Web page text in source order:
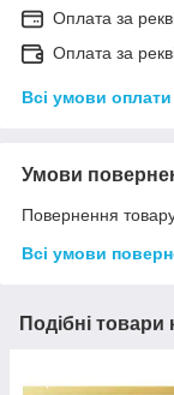
Оплата за
Оплата за
Всі умови оплати
Умови
Повернення
Всі умови
Подібні товари